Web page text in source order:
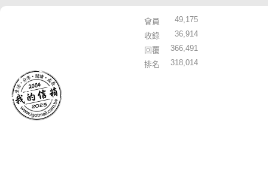
會員
49,175
收錄
36,914
回覆
366,491
排名
318,014